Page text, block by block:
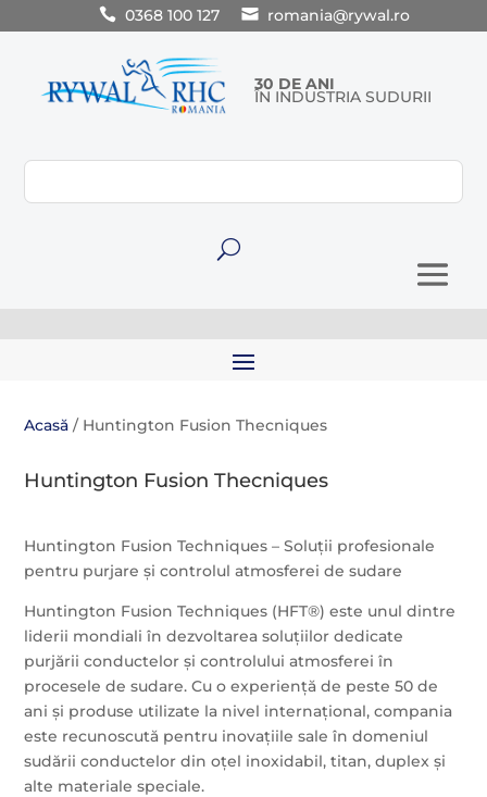
0368 100 127 romania@rywal.ro
30 DE ANI
ÎN INDUSTRIA SUDURII
U
Acasă / Huntington Fusion Thecniques
Huntington Fusion Thecniques
Huntington Fusion Techniques – Soluții profesionale
pentru purjare și controlul atmosferei de sudare
Huntington Fusion Techniques (HFT®) este unul dintre
liderii mondiali în dezvoltarea soluțiilor dedicate
purjării conductelor și controlului atmosferei în
procesele de sudare. Cu o experiență de peste 50 de
ani și produse utilizate la nivel internațional, compania
este recunoscută pentru inovațiile sale în domeniul
sudării conductelor din oțel inoxidabil, titan, duplex și
alte materiale speciale.